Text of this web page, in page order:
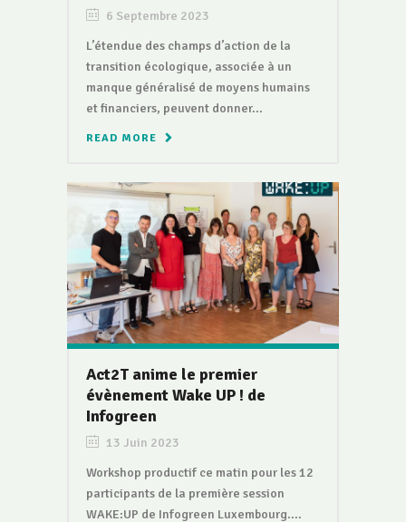
6 Septembre 2023
L’étendue des champs d’action de la
transition écologique, associée à un
manque généralisé de moyens humains
et financiers, peuvent donner...
READ MORE
Act2T anime le premier
évènement Wake UP ! de
Infogreen
13 Juin 2023
Workshop productif ce matin pour les 12
participants de la première session
WAKE:UP de Infogreen Luxembourg....